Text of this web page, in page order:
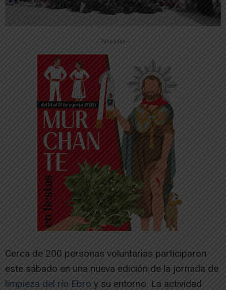
-- Publicidad --
Cerca de 200 personas voluntarias participaron
este sábado en una nueva edición de la jornada de
limpieza del río Ebro y su entorno. La actividad